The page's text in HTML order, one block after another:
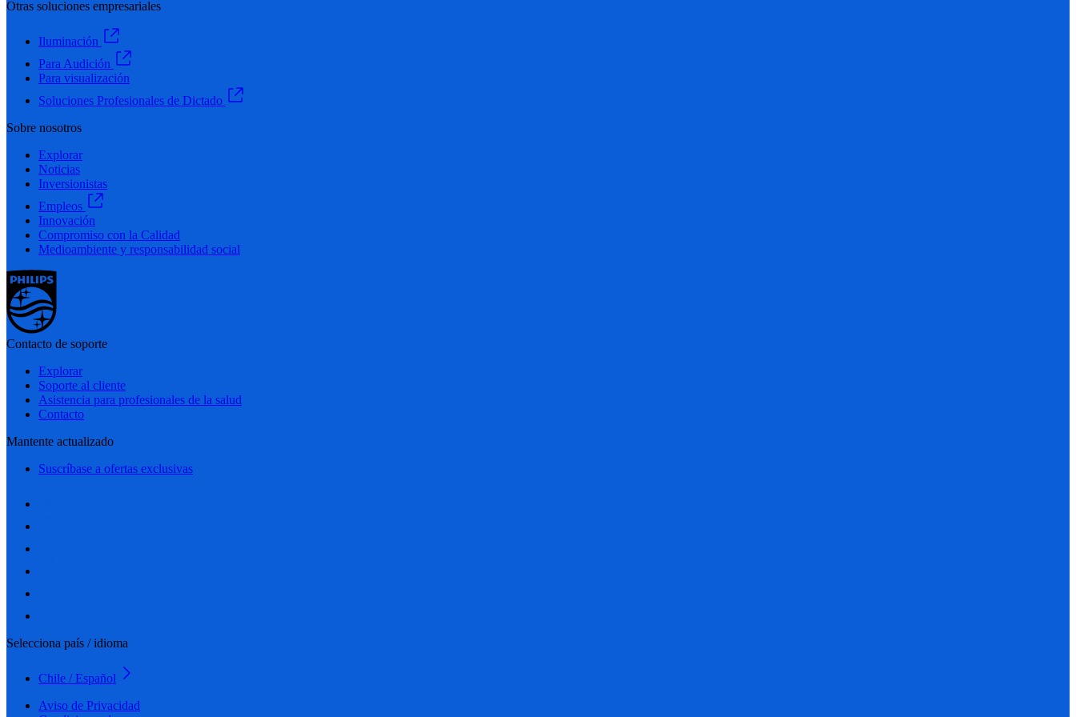
Otras soluciones empresariales
Iluminación
Para Audición
Para visualización
Soluciones Profesionales de Dictado
Sobre nosotros
Explorar
Noticias
Inversionistas
Empleos
Innovación
Compromiso con la Calidad
Medioambiente y responsabilidad social
Contacto de soporte
Explorar
Soporte al cliente
Asistencia para profesionales de la salud
Contacto
Mantente actualizado
Suscríbase a ofertas exclusivas
Selecciona país / idioma
Chile / Español
Aviso de Privacidad